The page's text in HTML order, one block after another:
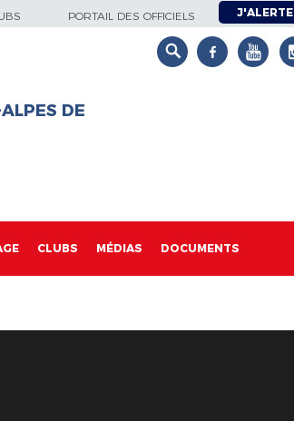
PORTAIL DES OFFICIELS J'ALERTE
DE
CLUBS MÉDIAS DOCUMENTS